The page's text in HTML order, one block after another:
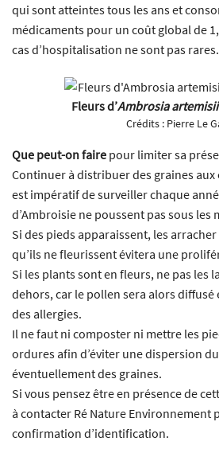
qui sont atteintes tous les ans et
médicaments pour un coût global de
cas d’hospitalisation ne sont pas rares.
Fleurs d’Ambrosia
Crédits : Pierre Le
Que peut-on faire pour limiter sa
Continuer à distribuer des graines aux
est impératif de surveiller chaque
d’Ambroisie ne poussent pas sous les
Si des pieds apparaissent, les
qu’ils ne fleurissent évitera une
Si les plants sont en fleurs, ne pas les
dehors, car le pollen sera alors
des allergies.
Il ne faut ni composter ni mettre les
ordures afin d’éviter une dispersion
éventuellement des graines.
Si vous pensez être en présence de
à contacter Ré Nature Environnement
confirmation d’identification.